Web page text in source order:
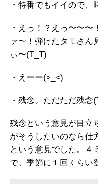
・特番でもイイので、
・えっ！？えっ〜〜
ァ〜！弾けたタモさん
ぃ〜(T_T)
・えーー(>_<)
・残念。ただただ残念
残念という意見が目立
がそうしたいのなら仕
という意見でした。４
で、季節に１回くらい